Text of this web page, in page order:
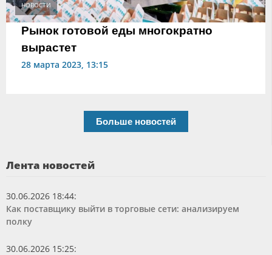
НОВОСТИ
Рынок готовой еды многократно
вырастет
28 марта 2023, 13:15
Больше новостей
Лента новостей
30.06.2026 18:44:
Как поставщику выйти в торговые сети: анализируем
полку
30.06.2026 15:25: